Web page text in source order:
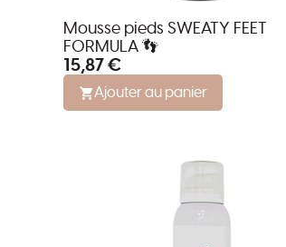
Mousse pieds SWEATY FEET
FORMULA 👣
15,87 €
Ajouter au panier